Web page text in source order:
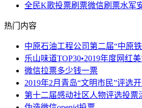
全民K歌投票刷票微信刷票水军
热门内容
中原石油工程公司第二届“中原
乐山味道TOP30•2019年度网红
微信拉票多少钱一票
2019年2月青岛“文明市民”评选
第十二届感动社区人物评选投票